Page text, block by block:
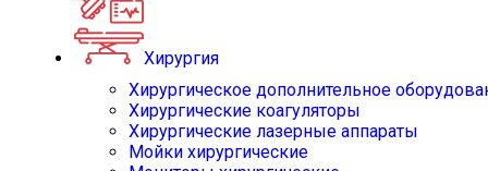
Хирургия
Хирургическое дополнительное
Хирургические коагуляторы
Хирургические лазерные аппараты
Мойки хирургические